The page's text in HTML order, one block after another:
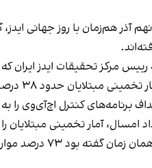
هم‌زمان با روز جهانی ایدز، گفت بر اساس
۳۸ درصد بیشتر از تعداد افراد شناسایی ‌شده است.
برنامه‌های کنترل اچ‌آی‌وی را
امسال، آمار تخمینی مبتلایان را
جدید شناسایی شده، افراد ۲۰ تا ۴۵ ساله بوده‌اند.